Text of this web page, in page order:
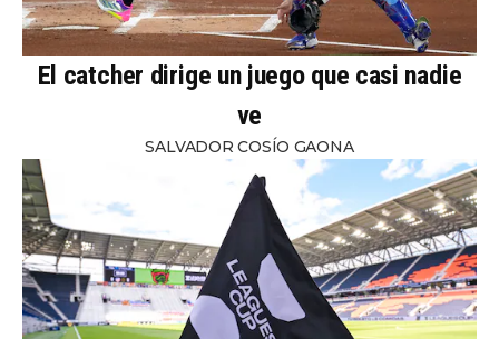
El catcher dirige un juego que casi nadie
ve
SALVADOR COSÍO GAONA